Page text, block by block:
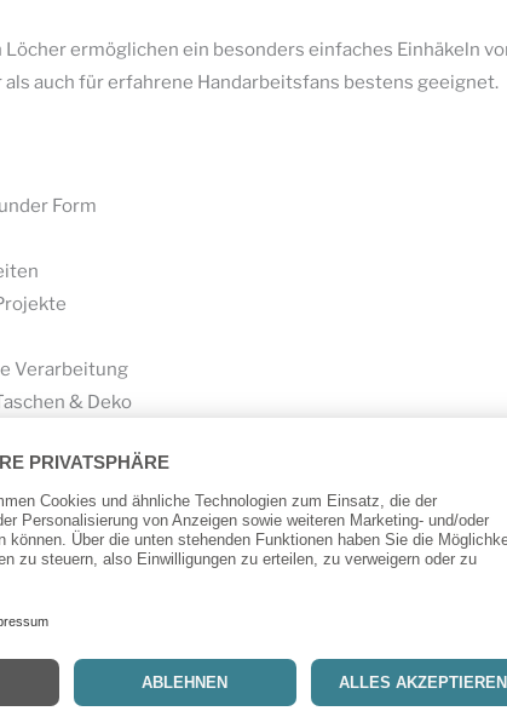
Menge
ermöglichen ein besonders einfaches Einhäkeln
auch für erfahrene Handarbeitsfans bestens geeignet.
Form
Verarbeitung
& Deko
im Handumdrehen stilvolle und praktische